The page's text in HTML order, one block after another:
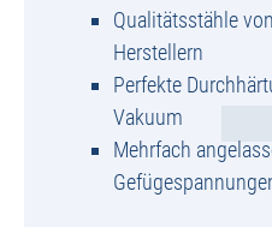
Qualitätsstähle
Herstellern
Perfekte
Vakuum
Mehrfach